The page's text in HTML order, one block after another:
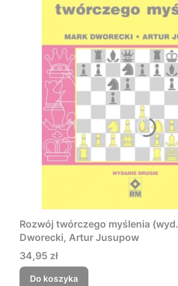
Rozwój twórczego myślenia
Dworecki, Artur Jusupow
Cena
34,95 zł
Do koszyka